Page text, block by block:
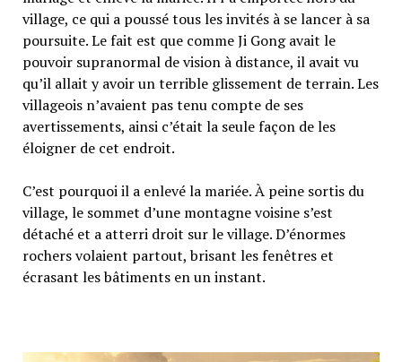
village, ce qui a poussé tous les invités à se lancer à sa
poursuite. Le fait est que comme Ji Gong avait le
pouvoir supranormal de vision à distance, il avait vu
qu’il allait y avoir un terrible glissement de terrain. Les
villageois n’avaient pas tenu compte de ses
avertissements, ainsi c’était la seule façon de les
éloigner de cet endroit.
C’est pourquoi il a enlevé la mariée. À peine sortis du
village, le sommet d’une montagne voisine s’est
détaché et a atterri droit sur le village. D’énormes
rochers volaient partout, brisant les fenêtres et
écrasant les bâtiments en un instant.